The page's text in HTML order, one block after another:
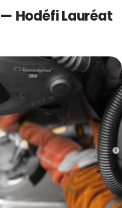
Hodéfi Lauréat